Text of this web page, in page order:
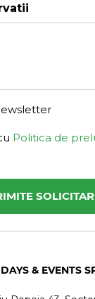
Politica de
& EVENTS